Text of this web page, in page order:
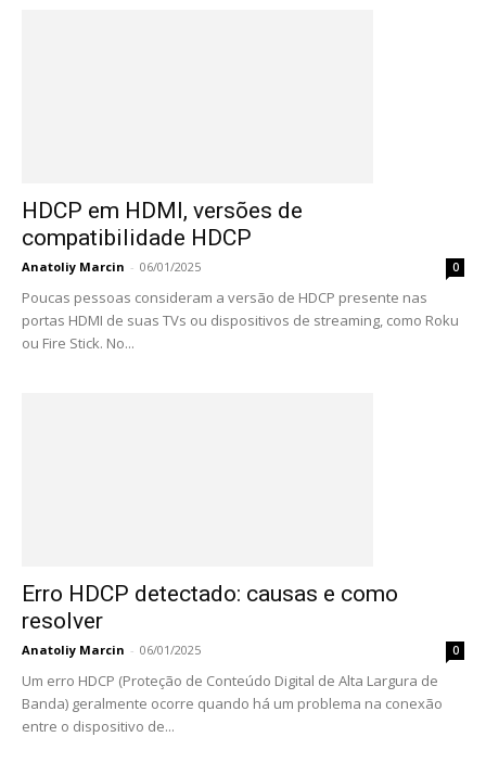
HDCP em HDMI, versões de
compatibilidade HDCP
Anatoliy Marcin - 06/01/2025 0
Poucas pessoas consideram a versão de HDCP presente nas
portas HDMI de suas TVs ou dispositivos de streaming, como Roku
ou Fire Stick. No...
Erro HDCP detectado: causas e como
resolver
Anatoliy Marcin - 06/01/2025 0
Um erro HDCP (Proteção de Conteúdo Digital de Alta Largura de
Banda) geralmente ocorre quando há um problema na conexão
entre o dispositivo de...